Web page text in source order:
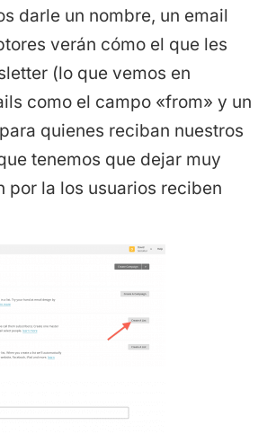
darle un nombre, un email
verán cómo el que les
(lo que vemos en
como el campo «from» y un
quienes reciban nuestros
tenemos que dejar muy
por la los usuarios reciben